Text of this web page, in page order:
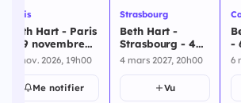
Paris
Beth Hart - Paris
- 29 novembre
2026
29 nov. 2026, 19h00
Me notifier
Strasbourg
Beth Hart -
Strasbourg - 4
mars 2027
4 mars 2027, 20h00
Vu
-
6